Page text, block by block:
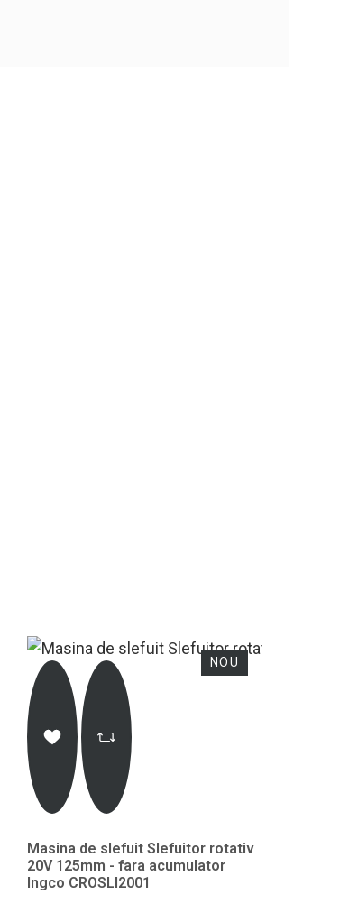
Masina de slefuit Slefuitor rotativ
20V 125mm - fara acumulator
Ingco CROSLI2001
NOU